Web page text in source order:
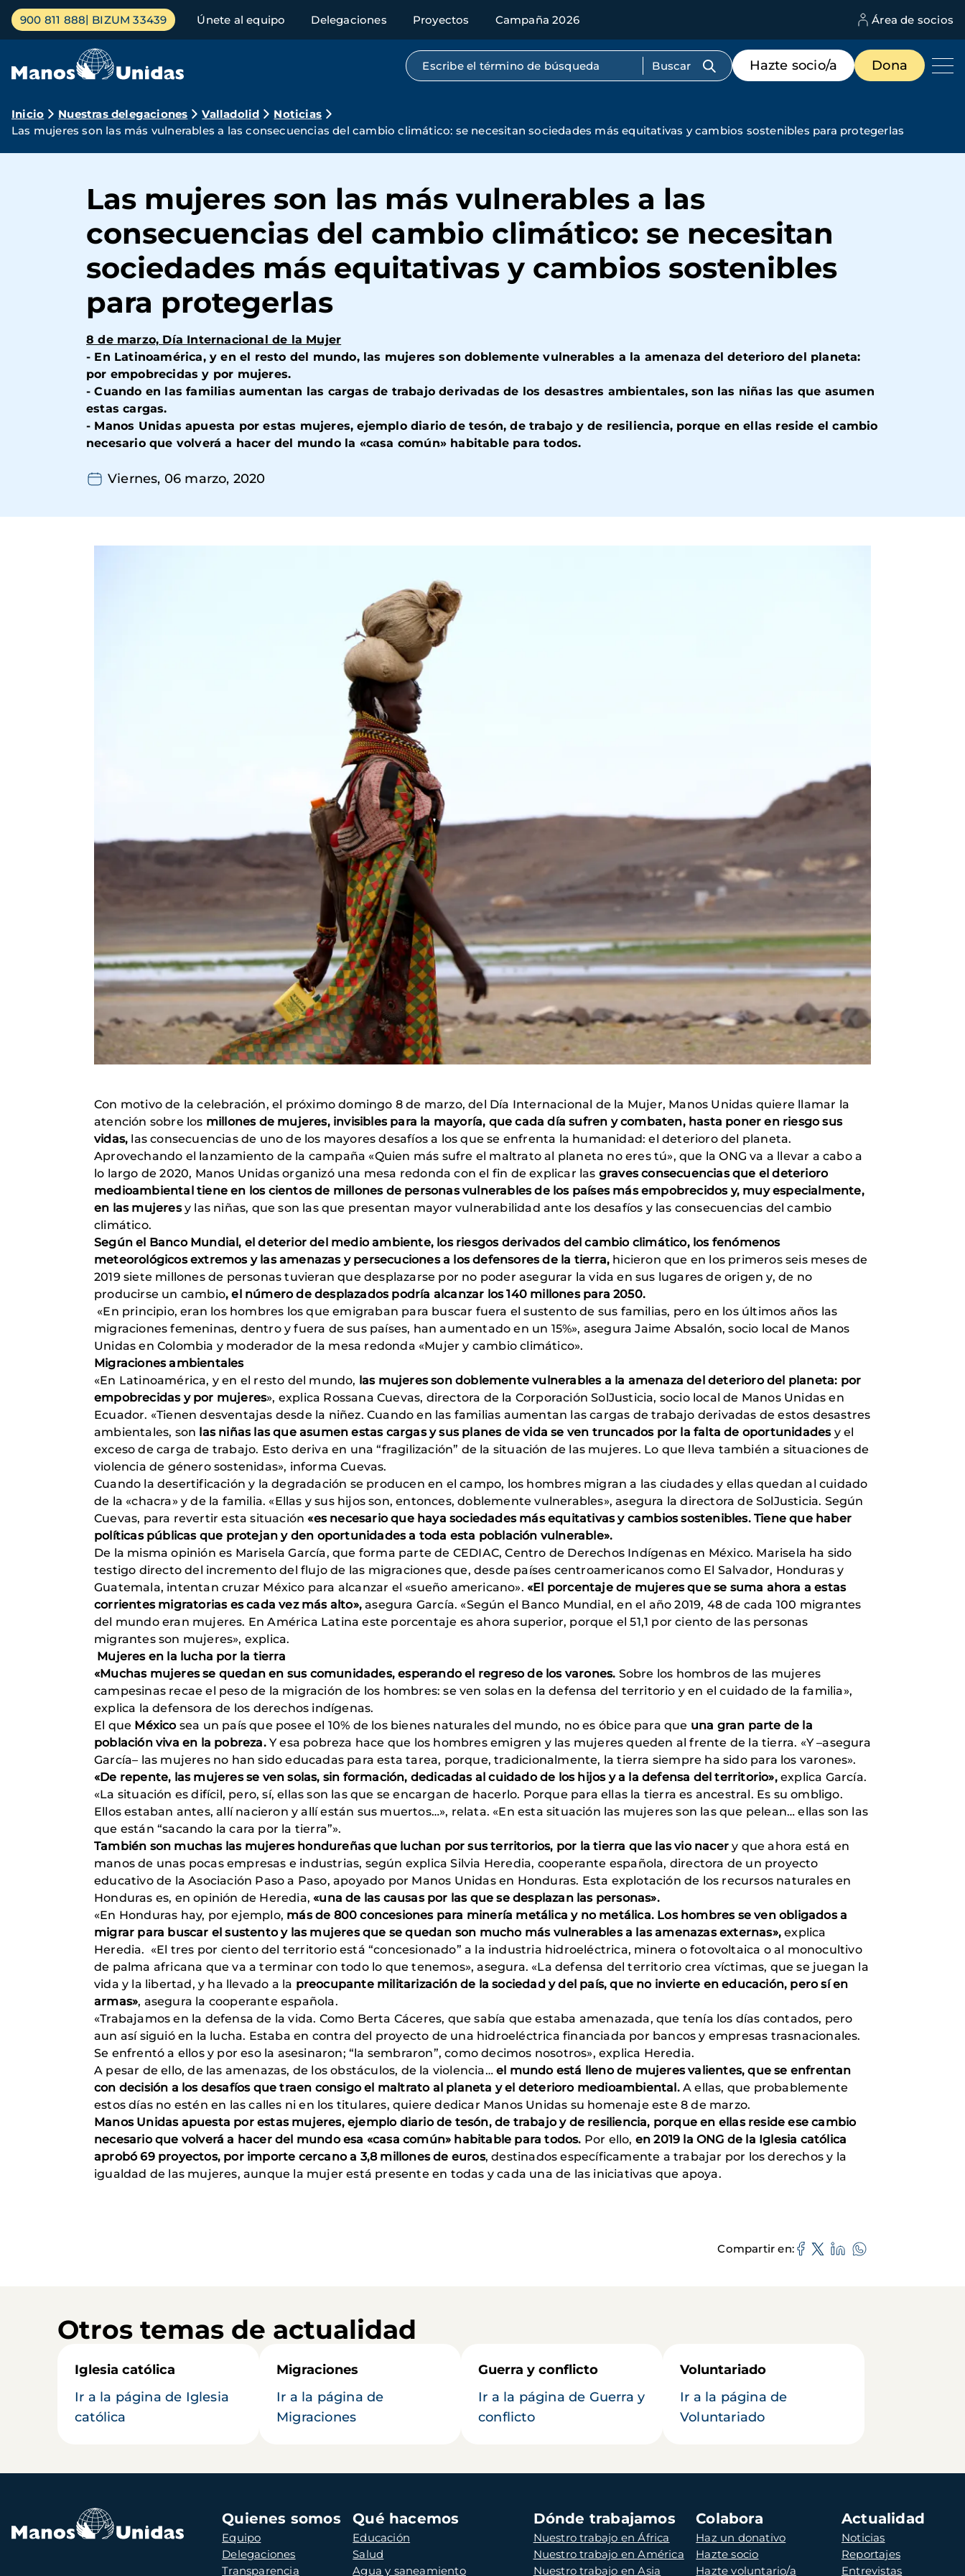
Pasar
contenido
Menú
principal
900 811 888 BIZUM 33439 Únete al equipo Delegaciones Proyectos Campaña 2026 Área de socios
Búsqueda por texto completo
Menú
de
destacados
Hazte socio/a Dona
Ruta
de
Inicio Nuestras delegaciones Valladolid
Noticias
Las mujeres son las más vulnerables a las consecuencias del cambio climático: se necesitan sociedades más equitativas y cambios sostenibles para protegerlas
Las mujeres son las más vulnerables a las
consecuencias del cambio climático: se necesitan
sociedades más equitativas y cambios sostenibles
para protegerlas
8 de marzo, Día Internacional de la Mujer
- En Latinoamérica, y en el resto del mundo, las mujeres son doblemente vulnerables a la amenaza del deterioro del planeta:
por empobrecidas y por mujeres.
-Cuando en las familias aumentan las cargas de trabajo derivadas de los desastres ambientales, son las niñas las que asumen
estas cargas.
- Manos Unidas apuesta por estas mujeres, ejemplo diario de tesón, de trabajo y de resiliencia, porque en ellas reside el cambio
necesario que volverá a hacer del mundo la «casa común» habitable para todos.
Viernes, 06 marzo, 2020
Con motivo de la celebración, el próximo domingo 8 de marzo, del Día Internacional de la Mujer, Manos Unidas quiere llamar la
atención sobre los millones de mujeres, invisibles para la mayoría, que cada día sufren y combaten, hasta poner en riesgo sus
vidas, las consecuencias de uno de los mayores desafíos a los que se enfrenta la humanidad: el deterioro del planeta.
Aprovechando el lanzamiento de la campaña «Quien más sufre el maltrato al planeta no eres tú», que la ONG va a llevar a cabo a
lo largo de 2020, Manos Unidas organizó una mesa redonda con el fin de explicar las graves consecuencias que el deterioro
medioambiental tiene en los cientos de millones de personas vulnerables de los países más empobrecidos y, muy especialmente,
en las mujeresy las niñas, que son las que presentan mayor vulnerabilidad ante los desafíos y las consecuencias del cambio
climático.
Según el Banco Mundial, el deterior del medio ambiente, los riesgos derivados del cambio climático, los fenómenos
meteorológicos extremos y las amenazas y persecuciones a los defensores de la tierra, hicieron que en los primeros seis meses de
2019 siete millones de personas tuvieran que desplazarse por no poder asegurar la vida en sus lugares de origen y, de no
producirse un cambio, el número de desplazados podría alcanzar los 140 millones para 2050.
«En principio, eran los hombres los que emigraban para buscar fuera el sustento de sus familias, pero en los últimos años las
migraciones femeninas, dentro y fuera de sus países, han aumentado en un 15%», asegura Jaime Absalón, socio local de Manos
Unidas en Colombia y moderador de la mesa redonda «Mujer y cambio climático».
Migraciones ambientales
«En Latinoamérica, y en el resto del mundo, las mujeres son doblemente vulnerables a la amenaza del deterioro del planeta: por
empobrecidas y por mujeres», explica Rossana Cuevas, directora de la Corporación SolJusticia, socio local de Manos Unidas en
Ecuador. «Tienen desventajas desde la niñez. Cuando en las familias aumentan las cargas de trabajo derivadas de estos desastres
ambientales, son las niñas las que asumen estas cargas y sus planes de vida se ven truncados por la falta de oportunidadesy el
exceso de carga de trabajo. Esto deriva en una “fragilización” de la situación de las mujeres. Lo que lleva también a situaciones de
violencia de género sostenidas», informa Cuevas.
Cuando la desertificación y la degradación se producen en el campo, los hombres migran a las ciudades y ellas quedan al cuidado
de la «chacra» y de la familia. «Ellas y sus hijos son, entonces, doblemente vulnerables», asegura la directora de SolJusticia. Según
Cuevas, para revertir esta situación«es necesario que haya sociedades más equitativas y cambios sostenibles. Tiene que haber
políticas públicas que protejan y den oportunidades a toda esta población vulnerable».
De la misma opinión es Marisela García, que forma parte de CEDIAC, Centro de Derechos Indígenas en México. Marisela ha sido
testigo directo del incremento del flujo de las migraciones que, desde países centroamericanos como El Salvador, Honduras y
Guatemala, intentan cruzar México para alcanzar el «sueño americano».«El porcentaje de mujeres que se suma ahora a estas
corrientes migratorias es cada vez más alto»,asegura García. «Según el Banco Mundial, en el año 2019, 48 de cada 100 migrantes
del mundo eran mujeres. En América Latina este porcentaje es ahora superior, porque el 51,1 por ciento de las personas
migrantes son mujeres», explica.
Mujeres en la lucha por la tierra
«Muchas mujeres se quedan en sus comunidades, esperando el regreso de los varones. Sobre los hombros de las mujeres
campesinas recae el peso de la migración de los hombres: se ven solas en la defensa del territorio y en el cuidado de la familia»,
explica la defensora de los derechos indígenas.
El que Méxicosea un país que posee el 10% de los bienes naturales del mundo, no es óbice para que una gran parte de la
población viva en la pobreza.Y esa pobreza hace que los hombres emigren y las mujeres queden al frente de la tierra. «Y –asegura
García– las mujeres no han sido educadas para esta tarea, porque, tradicionalmente, la tierra siempre ha sido para los varones».
«De repente, las mujeres se ven solas, sin formación, dedicadas al cuidado de los hijos y a la defensa del territorio»,explica García.
«La situación es difícil, pero, sí, ellas son las que se encargan de hacerlo. Porque para ellas la tierra es ancestral. Es su ombligo.
Ellos estaban antes, allí nacieron y allí están sus muertos…», relata. «En esta situación las mujeres son las que pelean… ellas son las
que están “sacando la cara por la tierra”».
También son muchas las mujeres hondureñas que luchan por sus territorios, por la tierra que las vio nacer y que ahora está en
manos de unas pocas empresas e industrias, según explica Silvia Heredia, cooperante española, directora de un proyecto
educativo de la Asociación Paso a Paso, apoyado por Manos Unidas en Honduras. Esta explotación de los recursos naturales en
Honduras es, en opinión de Heredia,«una de las causas por las que se desplazan las personas».
«En Honduras hay, por ejemplo, más de 800 concesiones para minería metálica y no metálica. Los hombres se ven obligados a
migrar para buscar el sustento y las mujeres que se quedan son mucho más vulnerables a las amenazas externas», explica
Heredia. «El tres por ciento del territorio está “concesionado” a la industria hidroeléctrica, minera o fotovoltaica o al monocultivo
de palma africana que va a terminar con todo lo que tenemos», asegura. «La defensa del territorio crea víctimas, que se juegan la
vida y la libertad, y ha llevado a la preocupante militarización de la sociedad y del país, que no invierte en educación, pero sí en
armas», asegura la cooperante española.
«Trabajamos en la defensa de la vida. Como Berta Cáceres, que sabía que estaba amenazada, que tenía los días contados, pero
aun así siguió en la lucha. Estaba en contra del proyecto de una hidroeléctrica financiada por bancos y empresas trasnacionales.
Se enfrentó a ellos y por eso la asesinaron; “la sembraron”, como decimos nosotros», explica Heredia.
A pesar de ello, de las amenazas, de los obstáculos, de la violencia… el mundo está lleno de mujeres valientes, que se enfrentan
con decisión a los desafíos que traen consigo el maltrato al planeta y el deterioro medioambiental.A ellas, que probablemente
estos días no estén en las calles ni en los titulares, quiere dedicar Manos Unidas su homenaje este 8 de marzo.
Manos Unidas apuesta por estas mujeres, ejemplo diario de tesón, de trabajo y de resiliencia, porque en ellas reside ese cambio
necesario que volverá a hacer del mundo esa «casa común» habitable para todos. Por ello, en 2019 la ONG de la Iglesia católica
aprobó 69 proyectos, por importe cercano a 3,8 millones de euros, destinados específicamente a trabajar por los derechos y la
igualdad de las mujeres, aunque la mujer está presente en todas y cada una de las iniciativas que apoya.
Compartir en
Otros temas de actualidad
Iglesia católica
Ir a la página de Iglesia
católica
Migraciones
Ir a la página de
Migraciones
Guerra y conflicto
Ir a la página de Guerra y
conflicto
Voluntariado
Ir a la página de
Voluntariado
Navegación
principal
Quienes somos
Equipo
Delegaciones
Transparencia
Qué hacemos
Educación
Salud
Agua y saneamiento
Dónde trabajamos
Nuestro trabajo en África
Nuestro trabajo en América
Nuestro trabajo en Asia
Colabora
Haz un donativo
Hazte socio
Hazte voluntario/a
Actualidad
Noticias
Reportajes
Entrevistas